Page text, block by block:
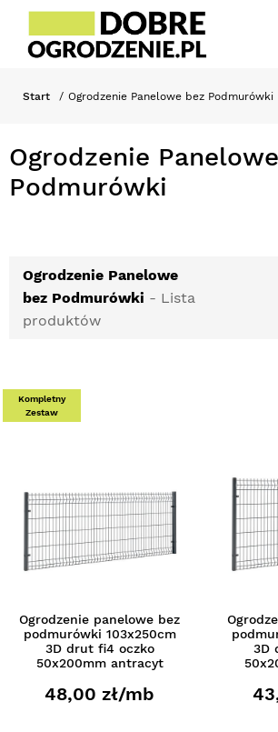
Start Ogrodzenie Panelowe bez Podmurówki
Ogrodzenie
Podmurówki
Ogrodzenie Panelowe
bez Podmurówki - Lista
produktów
Kompletny
Zestaw
Ogrodzenie panelowe bez
podmurówki 103x250cm
3D drut fi4 oczko
50x200mm antracyt
48,00 zł/mb
3D